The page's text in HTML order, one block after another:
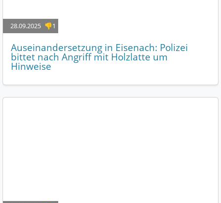
28.09.2025 👎1
Auseinandersetzung in Eisenach: Polizei
bittet nach Angriff mit Holzlatte um
Hinweise